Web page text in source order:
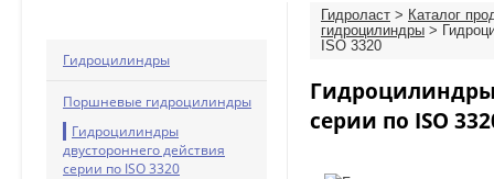
Гидроласт > Каталог
гидроцилиндры >
ISO 3320
серии по ISO
Гидроцилиндры
Поршневые гидроцилиндры
Гидроцилиндры
двустороннего действия
серии по ISO 3320